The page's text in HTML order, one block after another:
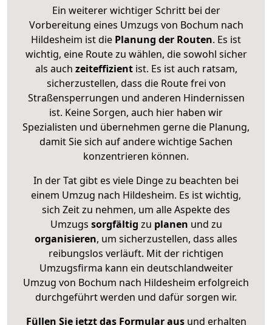
Ein weiterer wichtiger Schritt bei der
Vorbereitung eines Umzugs von Bochum nach
Hildesheim ist die Planung der Routen. Es ist
wichtig, eine Route zu wählen, die sowohl sicher
als auch zeiteffizientist. Es ist auch ratsam,
sicherzustellen, dass die Route frei von
Straßensperrungen und anderen Hindernissen
ist. Keine Sorgen, auch hier haben wir
Spezialisten und übernehmen gerne die Planung,
damit Sie sich auf andere wichtige Sachen
konzentrieren können.
In der Tat gibt es viele Dinge zu beachten bei
einem Umzug nach Hildesheim. Es ist wichtig,
sich Zeit zu nehmen, um alle Aspekte des
Umzugs sorgfältig zu planen und zu
organisieren, um sicherzustellen, dass alles
reibungslos verläuft. Mit der richtigen
Umzugsfirma kann ein deutschlandweiter
Umzug von Bochum nach Hildesheim erfolgreich
durchgeführt werden und dafür sorgen wir.
Füllen Sie jetzt das Formular ausund erhalten